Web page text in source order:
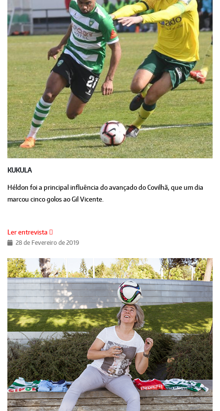
KUKULA
Héldon foi a principal influência do avançado do Covilhã, que um dia
marcou cinco golos ao Gil Vicente.
Ler entrevista
28 de Fevereiro de 2019